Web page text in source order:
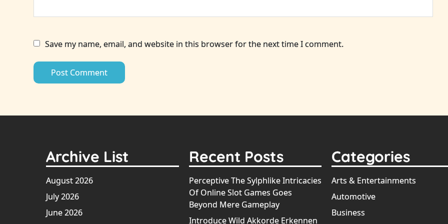
Save my name, email, and website in this browser for the next time I comment.
Archive List
August 2026
July 2026
June 2026
Recent Posts
Perceptive The Sylphlike Intricacies
Of Online Slot Games Goes
Beyond Mere Gameplay
Introduce Wild Akkorde Erkennen
Categories
Arts & Entertainments
Automotive
Business